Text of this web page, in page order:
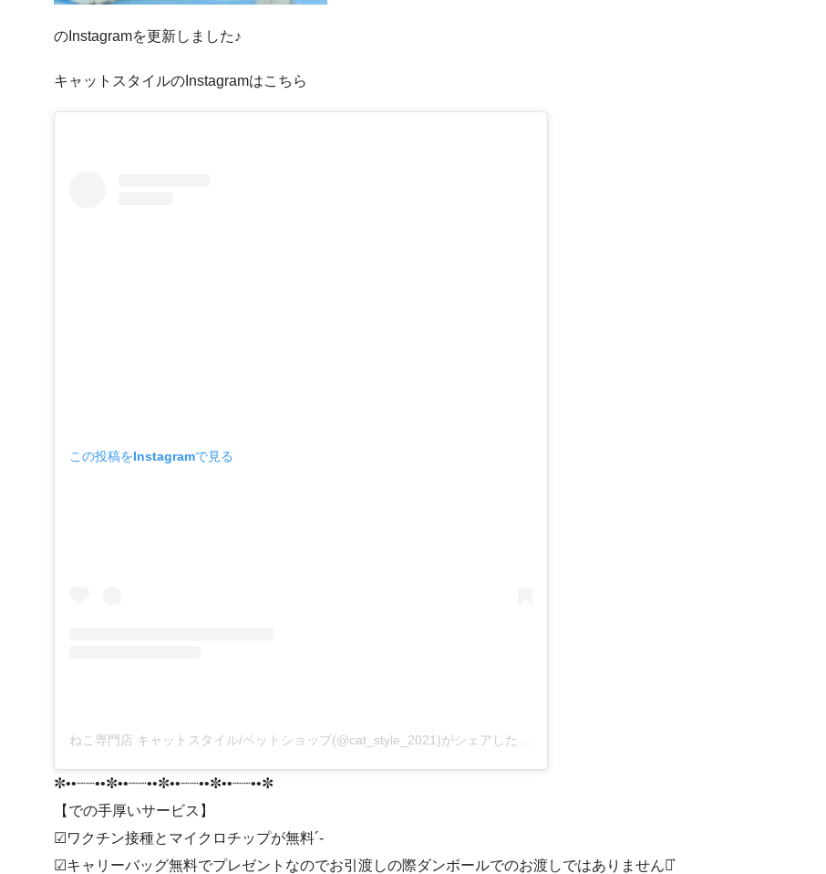
のInstagramを更新しました♪
キャットスタイルのInstagramはこちら
この投稿をInstagramで見る
✼••┈┈••✼••┈┈••✼••┈┈••✼••┈┈••✼
【での手厚いサービス】
︎︎︎︎☑︎ワクチン接種とマイクロチップが無料︎´-
︎︎︎︎☑︎キャリーバッグ無料でプレゼントなのでお引渡しの際ダンボールでのお渡しではありません‪⋆͛